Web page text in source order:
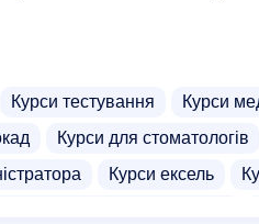
Курси тестування Курси
Курси для стоматологів
Курси ексель